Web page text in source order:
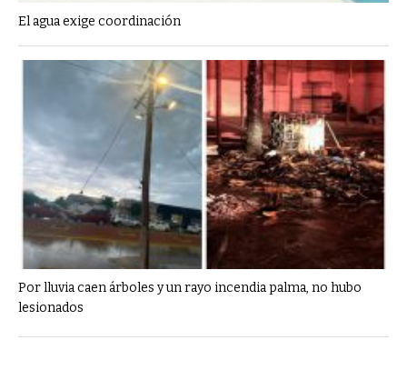
El agua exige coordinación
Por lluvia caen árboles y un rayo incendia palma, no hubo
lesionados